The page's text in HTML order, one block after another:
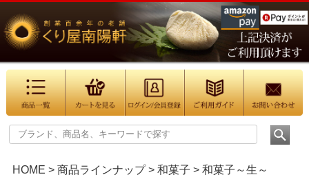
HOME 商品ラインナップ 和菓子
和菓子～生～